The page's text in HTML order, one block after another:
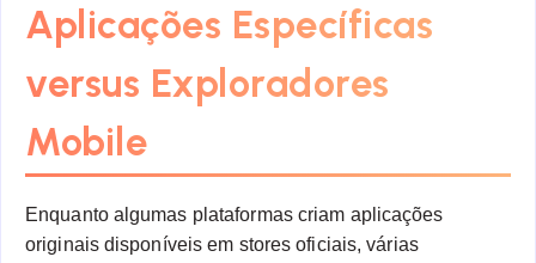
Aplicações Específicas
versus Exploradores
Mobile
Enquanto algumas plataformas criam aplicações
originais disponíveis em stores oficiais, várias